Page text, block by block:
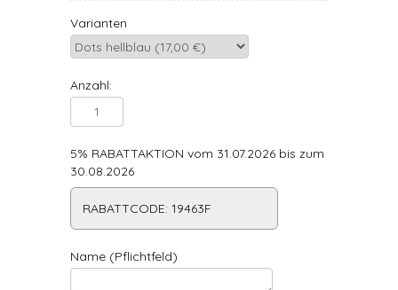
Varianten
Anzahl:
5% RABATTAKTION vom 31.07.2026 bis zum
30.08.2026
RABATTCODE: 19463F
Name (Pflichtfeld)